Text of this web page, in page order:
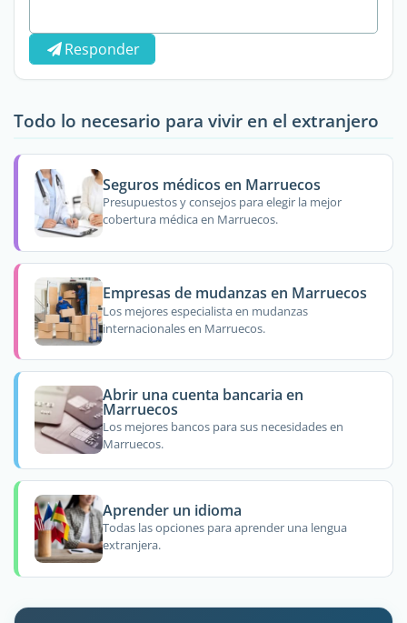
Responder
Todo lo necesario para vivir en el extranjero
Seguros médicos en Marruecos
Presupuestos y consejos para elegir la mejor
cobertura médica en Marruecos.
Empresas de mudanzas en Marruecos
Los mejores especialista en mudanzas
internacionales en Marruecos.
Abrir una cuenta bancaria en
Marruecos
Los mejores bancos para sus necesidades en
Marruecos.
Aprender un idioma
Todas las opciones para aprender una lengua
extranjera.